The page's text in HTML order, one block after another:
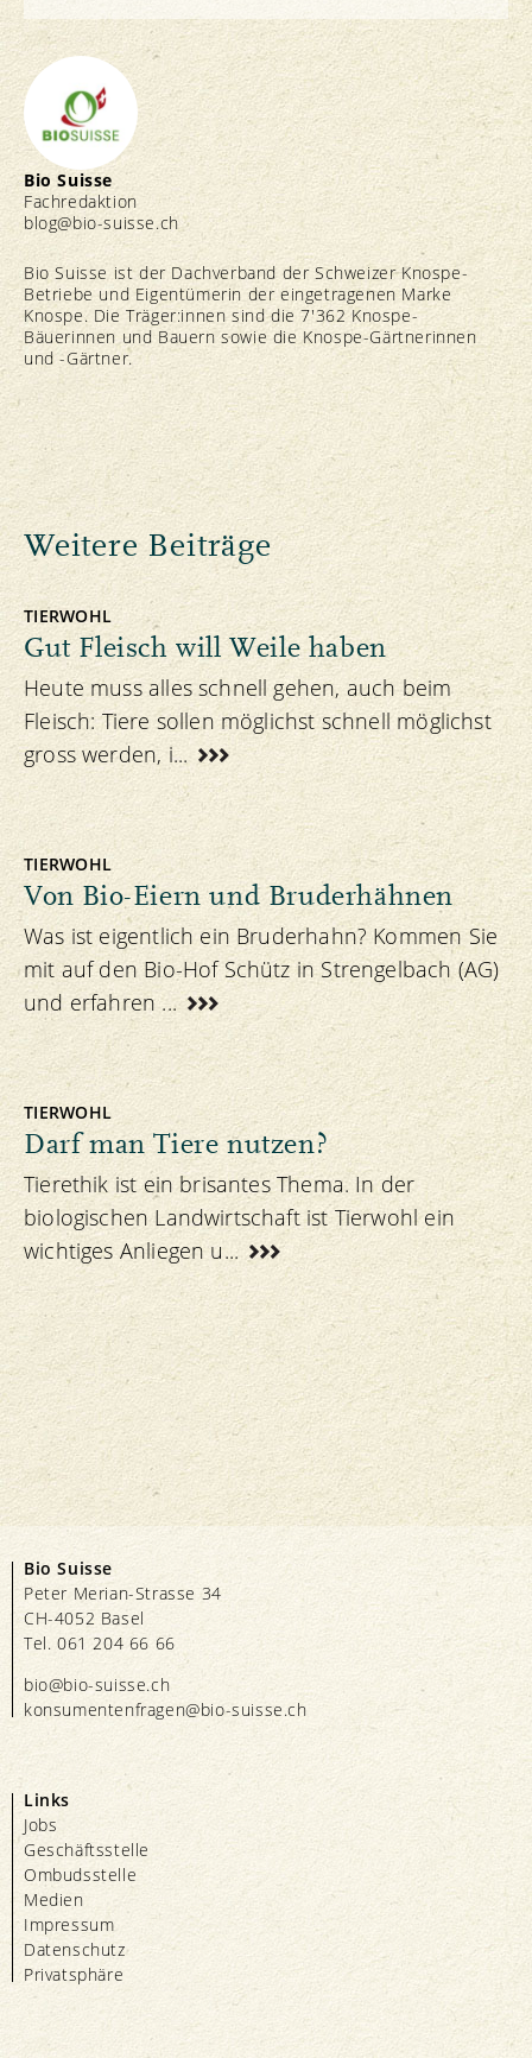
Bio Suisse
Fachredaktion
blog@bio-suisse.ch
Bio Suisse ist der Dachverband der Schweizer Knospe-
Betriebe und Eigentümerin der eingetragenen Marke
Knospe. Die Träger:innen sind die 7'362 Knospe-
Bäuerinnen und Bauern sowie die Knospe-Gärtnerinnen
und -Gärtner.
Weitere Beiträge
TIERWOHL
Gut Fleisch will Weile haben
Heute muss alles schnell gehen, auch beim
Fleisch: Tiere sollen möglichst schnell möglichst
gross werden, i...
TIERWOHL
Von Bio-Eiern und Bruderhähnen
Was ist eigentlich ein Bruderhahn? Kommen Sie
mit auf den Bio-Hof Schütz in Strengelbach (AG)
und erfahren ...
TIERWOHL
Darf man Tiere nutzen?
Tierethik ist ein brisantes Thema. In der
biologischen Landwirtschaft ist Tierwohl ein
wichtiges Anliegen u...
Bio Suisse
Peter Merian-Strasse 34
CH-4052 Basel
Tel. 061 204 66 66
bio@bio-suisse.ch
konsumentenfragen@bio-suisse.ch
Links
Jobs
Geschäftsstelle
Ombudsstelle
Medien
Impressum
Datenschutz
Privatsphäre